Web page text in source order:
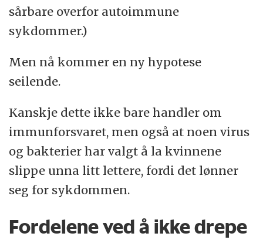
sårbare overfor autoimmune
sykdommer.)
Men nå kommer en ny hypotese
seilende.
Kanskje dette ikke bare handler om
immunforsvaret, men også at noen virus
og bakterier har valgt å la kvinnene
slippe unna litt lettere, fordi det lønner
seg for sykdommen.
Fordelene ved å ikke drepe